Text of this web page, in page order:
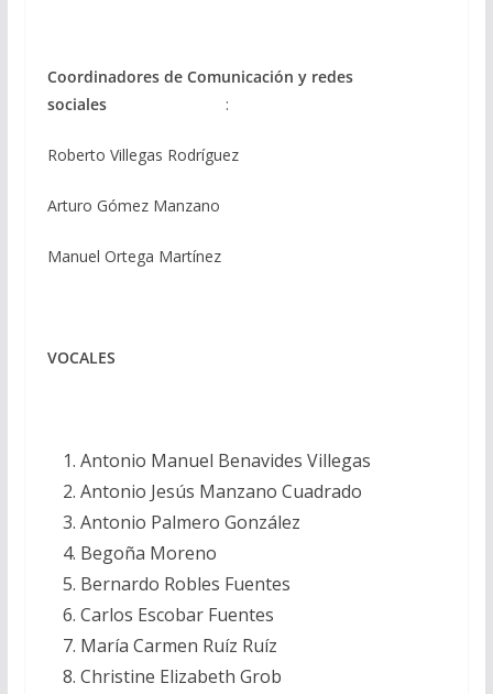
Coordinadores de Comunicación y redes
sociales:
Roberto Villegas Rodríguez
Arturo Gómez Manzano
Manuel Ortega Martínez
VOCALES
Antonio Manuel Benavides Villegas
Antonio Jesús Manzano Cuadrado
Antonio Palmero González
Begoña Moreno
Bernardo Robles Fuentes
Carlos Escobar Fuentes
María Carmen Ruíz Ruíz
Christine Elizabeth Grob